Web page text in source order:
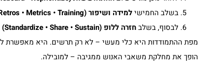
בשלב החמישילמידה ושיפור (Retros • Metrics • Training)
לבסוף, בשלבחזרה ללופ (Standardize • Share • Sustain)
הופך את מחלקת משאבי האנוש ממגיבה – למובילה.